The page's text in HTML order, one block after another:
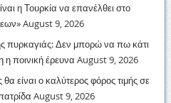
η Τουρκία να επανέλθει στο
August 9, 2026
πυρκαγιάς: Δεν μπορώ να πω κάτι
η ποινική έρευνα August 9, 2026
είναι ο καλύτερος φόρος τιμής σε
August 9, 2026